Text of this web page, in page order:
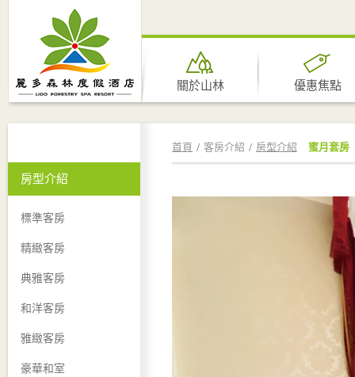
關於山林 優惠焦點
房型介紹
標準客房
精緻客房
典雅客房
和洋客房
雅緻客房
豪華和室
首頁 客房介紹 房型介紹 蜜月套房